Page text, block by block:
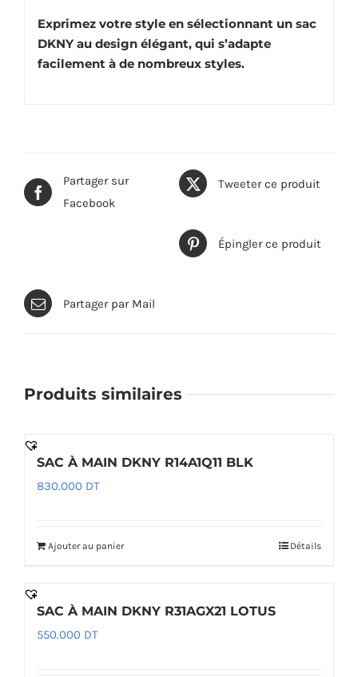
Exprimez votre style en sélectionnant un sac
DKNY au design élégant, qui s’adapte
facilement à de nombreux styles.
Partager sur
Facebook
Tweeter ce produit
Épingler ce produit
Partager par Mail
Produits similaires
SAC À MAIN DKNY R14A1Q11 BLK
830.000 DT
Ajouter au panier Détails
SAC À MAIN DKNY R31AGX21 LOTUS
550.000 DT